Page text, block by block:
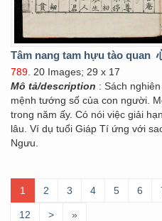
Tâm nang tam hựu tào quan
789 . 20 Images; 29 x 17
Mô tả/description : Sách
mệnh tướng số của con người.
trong năm ấy. Có nói việc giải
lâu. Ví dụ tuổi Giáp Tí ứng với
Ngưu.
1 2 3 4 5 6
12 > »